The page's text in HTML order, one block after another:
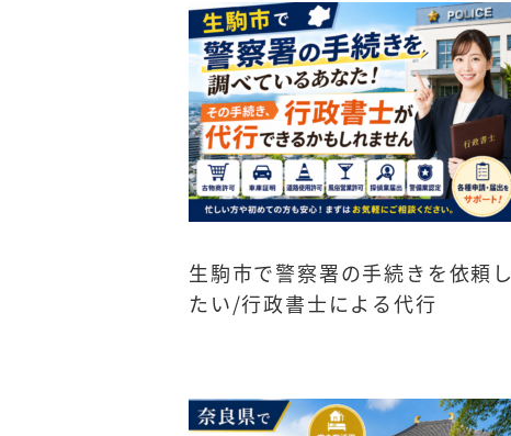
生駒市で警察署の手続きを依頼し
たい/行政書士による代行